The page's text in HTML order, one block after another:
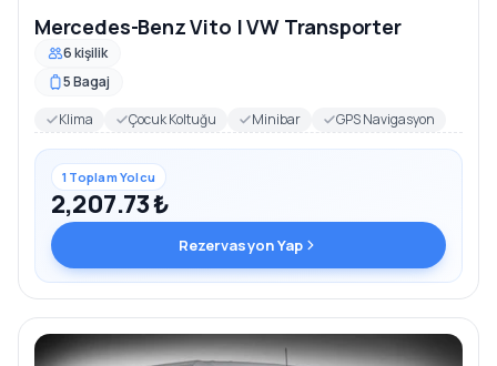
Mercedes-Benz Vito | VW Transporter
6 kişilik
5 Bagaj
Klima
Çocuk Koltuğu Minibar GPS Navigasyon
1 Toplam Yolcu
2,207.73 ₺
Rezervasyon Yap